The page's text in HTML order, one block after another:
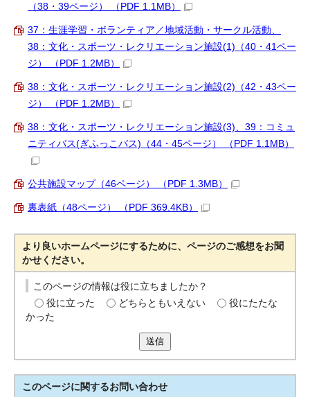
（38・39ページ） （PDF 1.1MB）
37：生涯学習・ボランティア／地域活動・サークル活動、
38：文化・スポーツ・レクリエーション施設(1)（40・41ペー
ジ） （PDF 1.2MB）
38：文化・スポーツ・レクリエーション施設(2)（42・43ペー
ジ） （PDF 1.2MB）
38：文化・スポーツ・レクリエーション施設(3)、39：コミュ
ニティバス(ぎふっこバス)（44・45ページ） （PDF 1.1MB）
公共施設マップ（46ページ） （PDF 1.3MB）
裏表紙（48ページ） （PDF 369.4KB）
より良いホームページにするために、ページのご感想をお聞
かせください。
このページの情報は役に立ちましたか？
役に立った
どちらともいえない
役にたたな
かった
送信
このページに関するお問い合わせ